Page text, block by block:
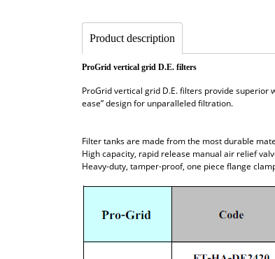
Product description
ProGrid vertical grid D.E. filters
ProGrid vertical grid D.E. filters provide superior
ease” design for unparalleled filtration.
Filter tanks are made from the most durable
High capacity, rapid release manual air relief
Heavy-duty, tamper-proof, one piece flange